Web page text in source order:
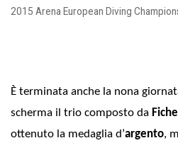
2015 Arena European Diving
È terminata anche la nona
scherma il trio composto da
ottenuto la medaglia d’argento,